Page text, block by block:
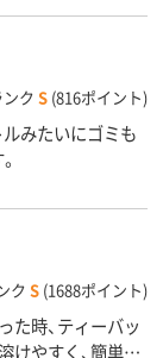
ク S (816ポイント)
みたいにゴミも
ク S (1688ポイント)
た時、ティーバッ
けやすく、簡単に